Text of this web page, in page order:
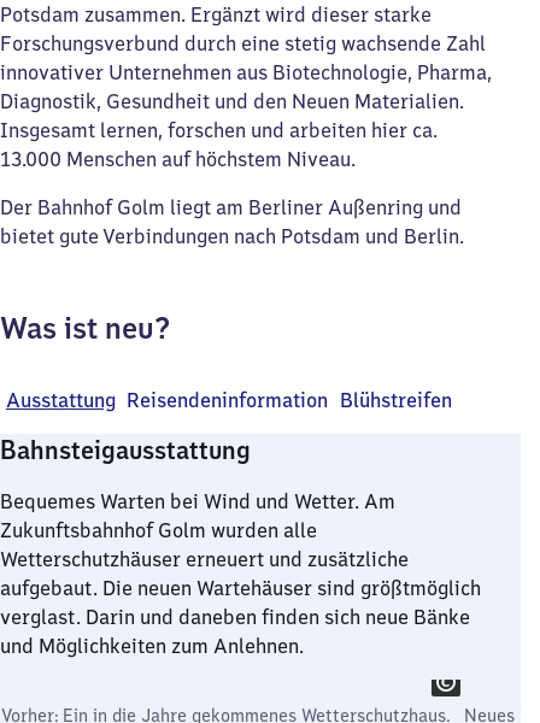
Potsdam zusammen. Ergänzt wird dieser starke
Forschungsverbund durch eine stetig wachsende Zahl
innovativer Unternehmen aus Biotechnologie, Pharma,
Diagnostik, Gesundheit und den Neuen Materialien.
Insgesamt lernen, forschen und arbeiten hier ca.
13.000 Menschen auf höchstem Niveau.
Der Bahnhof Golm liegt am Berliner Außenring und
bietet gute Verbindungen nach Potsdam und Berlin.
Was ist neu?
Ausstattung Reisendeninformation Blühstreifen
Bahnsteigausstattung
Bequemes Warten bei Wind und Wetter. Am
Zukunftsbahnhof Golm wurden alle
Wetterschutzhäuser erneuert und zusätzliche
aufgebaut. Die neuen Wartehäuser sind größtmöglich
verglast. Darin und daneben finden sich neue Bänke
und Möglichkeiten zum Anlehnen.
Vorher: Ein in die Jahre gekommenes Wetterschutzhaus. Neues